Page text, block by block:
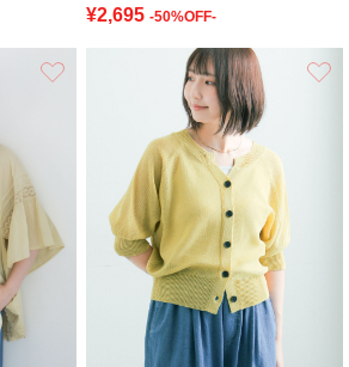
¥2,695 -50%OFF-